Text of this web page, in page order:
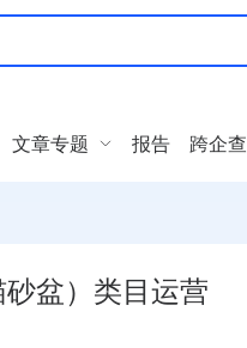
文章专题 报告 跨企查
盆）类目运营